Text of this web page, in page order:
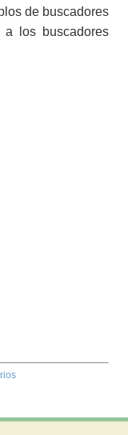
de buscadores
los buscadores